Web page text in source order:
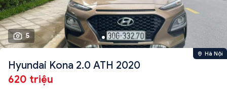
5
Hà Nội
Hyundai Kona 2.0 ATH 2020
620 triệu